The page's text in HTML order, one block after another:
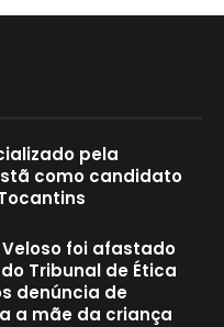
pela
como candidato
foi afastado
Tribunal de Ética
denúncia de
a mãe da criança